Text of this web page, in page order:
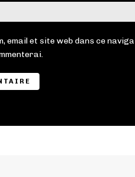
email et site web dans ce